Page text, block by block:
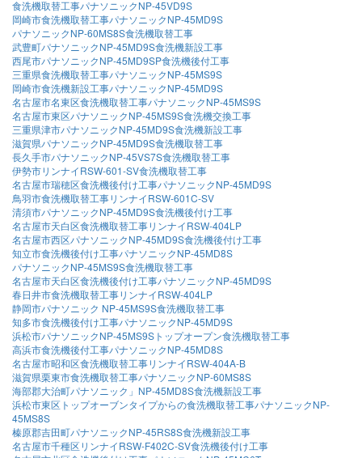
食洗機取替工事パナソニックNP-45VD9S
岡崎市食洗機取替工事パナソニックNP-45MD9S
パナソニックNP-60MS8S食洗機取替工事
武豊町パナソニックNP-45MD9S食洗機新設工事
西尾市パナソニックNP-45MD9SP食洗機後付工事
三重県食洗機取替工事パナソニックNP-45MS9S
岡崎市食洗機新設工事パナソニックNP-45MD9S
名古屋市名東区食洗機取替工事パナソニックNP-45MS9S
名古屋市東区パナソニックNP-45MS9S食洗機交換工事
三重県津市パナソニックNP-45MD9S食洗機新設工事
滋賀県パナソニックNP-45MD9S食洗機取替工事
長久手市パナソニックNP-45VS7S食洗機取替工事
伊勢市リンナイRSW-601-SV食洗機取替工事
名古屋市瑞穂区食洗機後付け工事パナソニックNP-45MD9S
鳥羽市食洗機取替工事リンナイRSW-601C-SV
清須市パナソニックNP-45MD9S食洗機後付け工事
名古屋市天白区食洗機取替工事リンナイRSW-404LP
名古屋市西区パナソニックNP-45MD9S食洗機後付け工事
知立市食洗機後付け工事パナソニックNP-45MD8S
パナソニックNP-45MS9S食洗機取替工事
名古屋市天白区食洗機後付け工事パナソニックNP-45MD9S
春日井市食洗機取替工事リンナイRSW-404LP
静岡市パナソニック NP-45MS9S食洗機取替工事
知多市食洗機後付け工事パナソニックNP-45MD9S
浜松市パナソニックNP-45MS9Sトップオープン食洗機取替工事
高浜市食洗機後付工事パナソニックNP-45MD8S
名古屋市昭和区食洗機取替工事リンナイRSW-404A-B
滋賀県栗東市食洗機取替工事パナソニックNP-60MS8S
海部郡大治町パナソニック」NP-45MD8S食洗機新設工事
浜松市東区トップオーブンタイプからの食洗機取替工事パナソニックNP-
45MS8S
榛原郡吉田町パナソニックNP-45RS8S食洗機新設工事
名古屋市千種区リンナイRSW-F402C-SV食洗機後付け工事